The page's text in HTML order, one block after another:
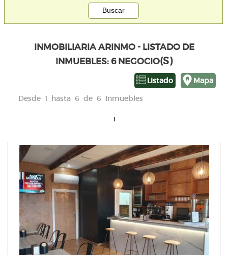
INMOBILIARIA ARINMO - LISTADO DE
INMUEBLES: 6 NEGOCIO(S)
Mapa
Listado
Desde 1 hasta 6 de 6 Inmuebles
1